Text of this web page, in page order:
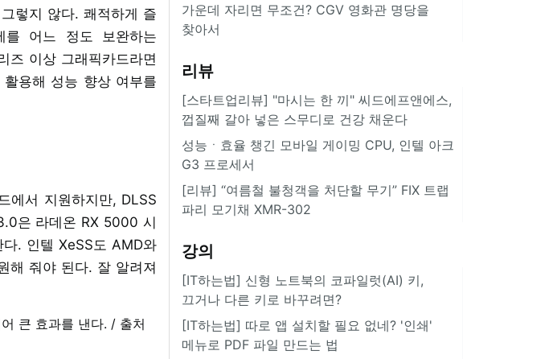
렇지 않다. 쾌적하게 즐
를 어느 정도 보완하는
즈 이상 그래픽카드라면
용해 성능 향상 여부를
에서 지원하지만, DLSS
은 라데온 RX 5000 시
. 인텔 XeSS도 AMD와
해 줘야 된다. 잘 알려져
가운데 자리면 무조건? CGV 영화관 명당을
찾아서
리뷰
[스타트업리뷰] "마시는 한 끼" 씨드에프앤에스,
껍질째 갈아 넣은 스무디로 건강 채운다
성능ㆍ효율 챙긴 모바일 게이밍 CPU, 인텔 아크
G3 프로세서
[리뷰] “여름철 불청객을 처단할 무기” FIX 트랩
파리 모기채 XMR-302
강의
[IT하는법] 신형 노트북의 코파일럿(AI) 키,
끄거나 다른 키로 바꾸려면?
[IT하는법] 따로 앱 설치할 필요 없네? '인쇄'
메뉴로 PDF 파일 만드는 법